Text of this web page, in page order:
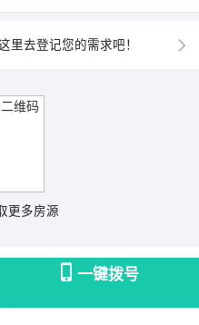
一键拨号
里去登记您的需求吧！
更多房源